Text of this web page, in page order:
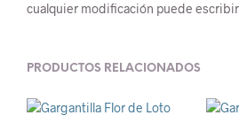
cualquier modificación puede
PRODUCTOS RELACIONADOS